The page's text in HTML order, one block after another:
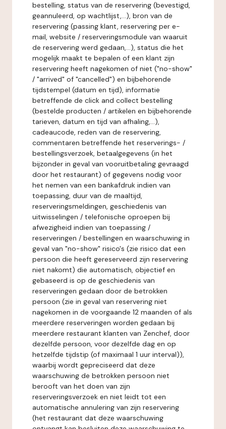
bestelling, status van de reservering (bevestigd,
geannuleerd, op wachtlijst,...), bron van de
reservering (passing klant, reservering per e-
mail, website / reserveringsmodule van waaruit
de reservering werd gedaan,...), status die het
mogelijk maakt te bepalen of een klant zijn
reservering heeft nagekomen of niet ("no-show"
/ "arrived" of "cancelled") en bijbehorende
tijdstempel (datum en tijd), informatie
betreffende de click and collect bestelling
(bestelde producten / artikelen en bijbehorende
tarieven, datum en tijd van afhaling,...),
cadeaucode, reden van de reservering,
commentaren betreffende het reserverings- /
bestellingsverzoek, betaalgegevens (in het
bijzonder in geval van vooruitbetaling gevraagd
door het restaurant) of gegevens nodig voor
het nemen van een bankafdruk indien van
toepassing, duur van de maaltijd,
reserveringsmeldingen, geschiedenis van
uitwisselingen / telefonische oproepen bij
afwezigheid indien van toepassing /
reserveringen / bestellingen en waarschuwing in
geval van "no-show" risico's (zie risico dat een
persoon die heeft gereserveerd zijn reservering
niet nakomt) die automatisch, objectief en
gebaseerd is op de geschiedenis van
reserveringen gedaan door de betrokken
persoon (zie in geval van reservering niet
nagekomen in de voorgaande 12 maanden of als
meerdere reserveringen worden gedaan bij
meerdere restaurant klanten van Zenchef, door
dezelfde persoon, voor dezelfde dag en op
hetzelfde tijdstip (of maximaal 1 uur interval)),
waarbij wordt gepreciseerd dat deze
waarschuwing de betrokken persoon niet
berooft van het doen van zijn
reserveringsverzoek en niet leidt tot een
automatische annulering van zijn reservering
(het restaurant dat deze waarschuwing